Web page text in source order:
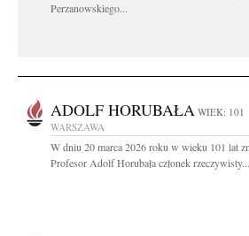
Perzanowskiego...
ADOLF HORUBAŁA WIEK: 101
WARSZAWA
W dniu 20 marca 2026 roku w wieku 101 lat
Profesor Adolf Horubała członek rzeczywisty...